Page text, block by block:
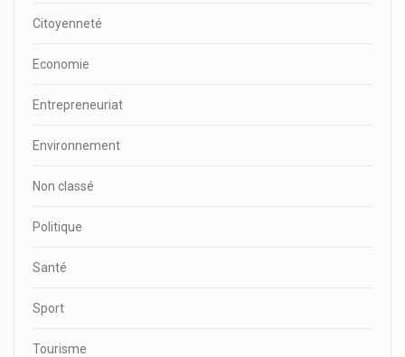
Citoyenneté
Economie
Entrepreneuriat
Environnement
Non classé
Politique
Santé
Sport
Tourisme